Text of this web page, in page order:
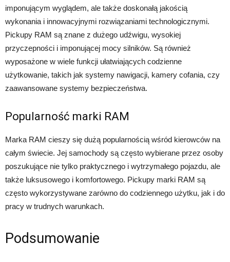
imponującym wyglądem, ale także doskonałą jakością
wykonania i innowacyjnymi rozwiązaniami technologicznymi.
Pickupy RAM są znane z dużego udźwigu, wysokiej
przyczepności i imponującej mocy silników. Są również
wyposażone w wiele funkcji ułatwiających codzienne
użytkowanie, takich jak systemy nawigacji, kamery cofania, czy
zaawansowane systemy bezpieczeństwa.
Popularność marki RAM
Marka RAM cieszy się dużą popularnością wśród kierowców na
całym świecie. Jej samochody są często wybierane przez osoby
poszukujące nie tylko praktycznego i wytrzymałego pojazdu, ale
także luksusowego i komfortowego. Pickupy marki RAM są
często wykorzystywane zarówno do codziennego użytku, jak i do
pracy w trudnych warunkach.
Podsumowanie